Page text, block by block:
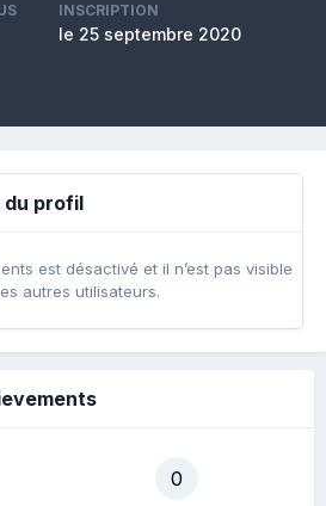
INSCRIPTION
le 25 septembre 2020
profil
est désactivé et il n’est pas visible
autres utilisateurs.
0